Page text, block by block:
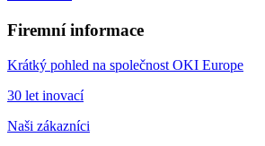
Firemní informace
Krátký pohled na společnost OKI Europe
30 let inovací
Naši zákazníci